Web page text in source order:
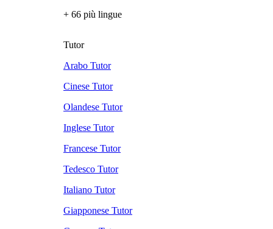
+ 66 più lingue
Tutor
Arabo Tutor
Cinese Tutor
Olandese Tutor
Inglese Tutor
Francese Tutor
Tedesco Tutor
Italiano Tutor
Giapponese Tutor